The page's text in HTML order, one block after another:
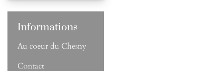
Informations
Au coeur du Chesny
Contact